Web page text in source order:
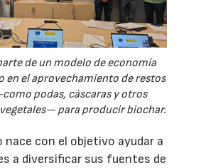
de un modelo de economía
en el aprovechamiento de restos
podas, cáscaras y otros
para producir biochar.
con el objetivo ayudar a
a diversificar sus fuentes de